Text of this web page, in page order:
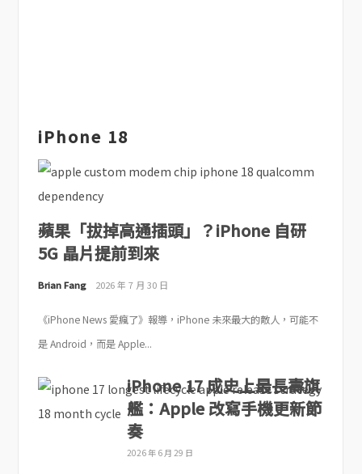
iPhone 18
蘋果「拔掉高通插頭」？iPhone 自研
5G 晶片提前到來
Brian Fang 2026 年 7 月 30 日
《iPhone News 愛瘋了》報導，iPhone 未來最大的敵人，可能不
是 Android，而是 Apple...
iPhone 17 成史上最長壽旗
艦：Apple 改寫手機更新節
奏
2026 年 6 月 29 日